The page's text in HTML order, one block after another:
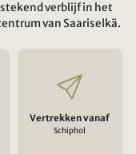
verblijf in het
van Saariselkä.
Vertrekken vanaf
Schiphol